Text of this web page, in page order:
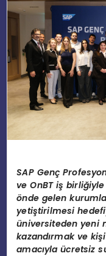
MAGAZIN
SPOR
YAŞAM
SAP Genç
ve OnBT iş birliğiyle
önde gelen
yetiştirilmesi
üniversiteden yeni
kazandırmak ve
amacıyla ücretsiz